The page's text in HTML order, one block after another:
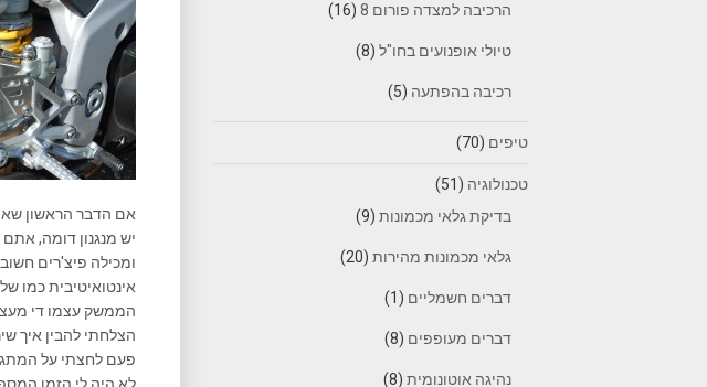
אם הדבר הראשון
יש מנגנון דומה,
ומכילה פיצ'רים
אינטואיטיבית כמו
הממשק עצמו די
הצלחתי להבין איך
פעם לחצתי על המתג
הרכיבה למצדה פורום 8 (16)
טיולי אופנועים בחו"ל (8)
רכיבה בהפתעה (5)
טיפים (70)
טכנולוגיה (51)
בדיקת גלאי מכמונות (9)
גלאי מכמונות מהירות (20)
דברים חשמליים (1)
דברים מעופפים (8)
נהיגה אוטונומית (8)